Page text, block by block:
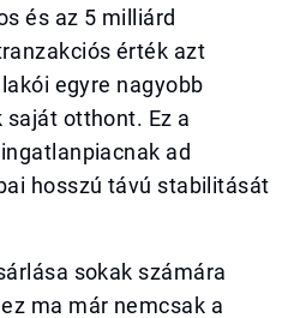
és az 5 milliárd
érték azt
egyre nagyobb
otthont. Ez a
ad
hosszú távú stabilitását
sokak számára
ma már nemcsak a